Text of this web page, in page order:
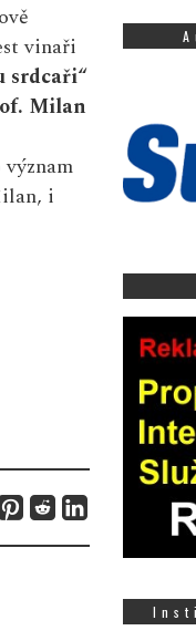
vinaři
srdcaři“
Milan
i